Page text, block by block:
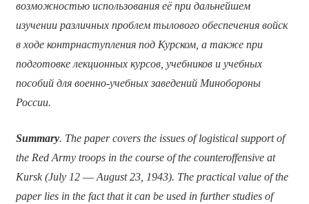
возможностью использования её при дальнейшем
изучении различных проблем тылового обеспечения войск
в ходе контрнаступления под Курском, а также при
подготовке лекционных курсов, учебников и учебных
пособий для военно-учебных заведений Минобороны
России.
Summary. The paper covers the issues of logistical support of
the Red Army troops in the course of the counteroffensive at
Kursk (July 12 —August 23, 1943). The practical value of the
paper lies in the fact that it can be used in further studies of